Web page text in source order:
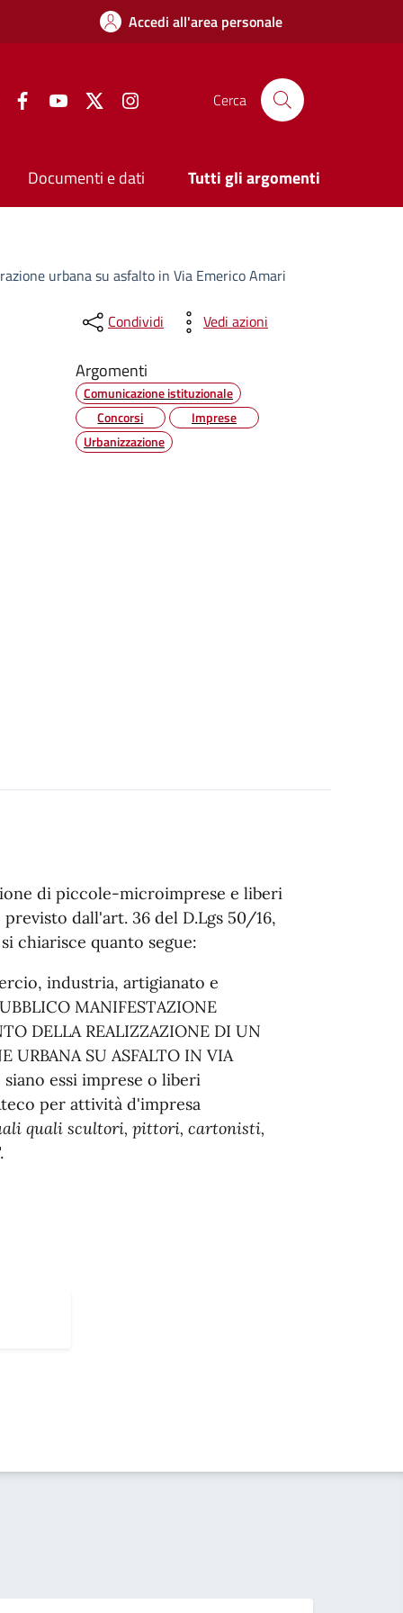
Accedi all'area personale
FacebookYouTube Twitter Cerca
Documenti e dati Tutti gli argomenti
urbana su asfalto in Via Emerico Amari
Condividi Vedi azioni
Argomenti
Comunicazione istituzionale
Concorsi
Imprese
Urbanizzazione
di piccole-microimprese e liberi
dall'art. 36 del D.Lgs 50/16,
chiarisce quanto segue:
industria, artigianato e
MANIFESTAZIONE
DELLA REALIZZAZIONE DI UN
URBANA SU ASFALTO IN VIA
siano essi imprese o liberi
per attività d'impresa
quali scultori, pittori, cartonisti,